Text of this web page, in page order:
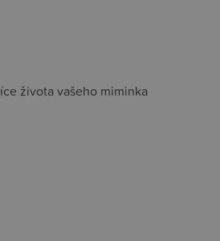
života vašeho miminka